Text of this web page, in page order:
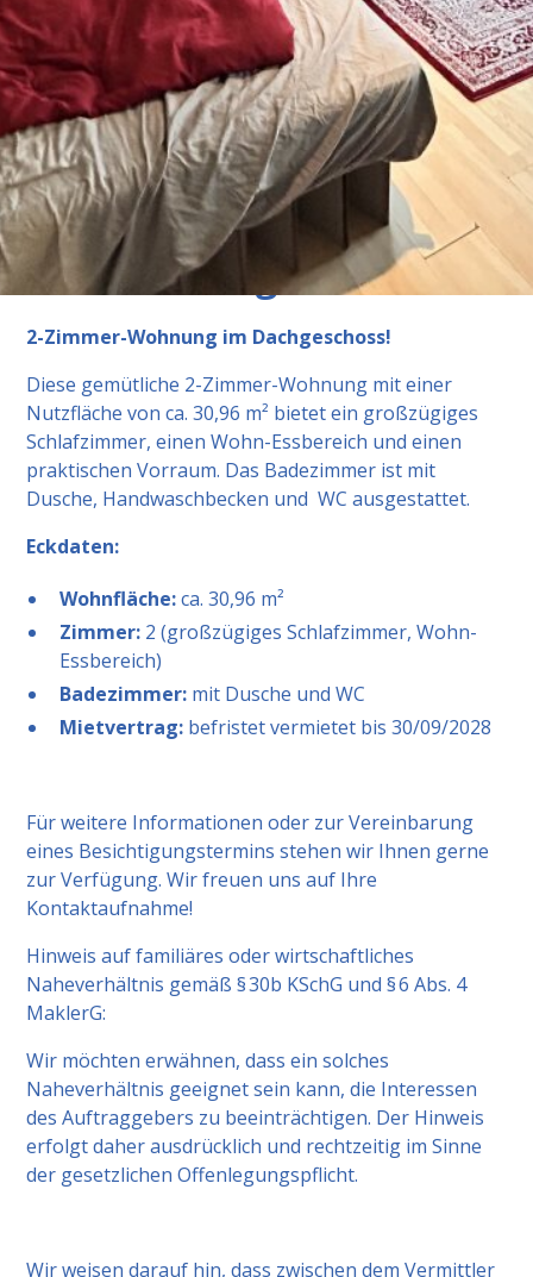
Beschreibung
2-Zimmer-Wohnung im Dachgeschoss!
Diese gemütliche 2-Zimmer-Wohnung mit einer
Nutzfläche von ca. 30,96 m² bietet ein großzügiges
Schlafzimmer, einen Wohn-Essbereich und einen
praktischen Vorraum. Das Badezimmer ist mit
Dusche, Handwaschbecken und WC ausgestattet.
Eckdaten:
Wohnfläche:ca. 30,96 m²
Zimmer: 2 (großzügiges Schlafzimmer, Wohn-
Essbereich)
Badezimmer: mit Dusche und WC
Mietvertrag: befristet vermietet bis 30/09/2028
Für weitere Informationen oder zur Vereinbarung
eines Besichtigungstermins stehen wir Ihnen gerne
zur Verfügung. Wir freuen uns auf Ihre
Kontaktaufnahme!
Hinweis auf familiäres oder wirtschaftliches
Naheverhältnis gemäß § 30b KSchG und § 6 Abs. 4
MaklerG:
Wir möchten erwähnen, dass ein solches
Naheverhältnis geeignet sein kann, die Interessen
des Auftraggebers zu beeinträchtigen. Der Hinweis
erfolgt daher ausdrücklich und rechtzeitig im Sinne
der gesetzlichen Offenlegungspflicht.
Wir weisen darauf hin, dass zwischen dem Vermittler
Ausstattung
Fliesen, Gas, Einbauküche, Dusche, Massiv, Bad mit
WC